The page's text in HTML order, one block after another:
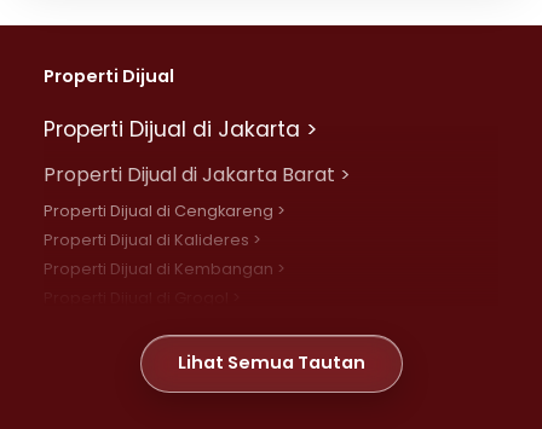
Properti Dijual
Properti Dijual di Jakarta >
Properti Dijual di Jakarta Barat >
Properti Dijual di Cengkareng >
Properti Dijual di Kalideres >
Properti Dijual di Kembangan >
Properti Dijual di Meruya >
Properti Dijual di Jelambar >
Lihat Semua Tautan